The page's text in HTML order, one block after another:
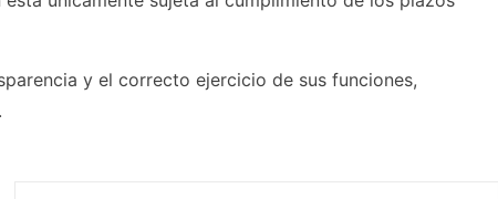
y el correcto ejercicio de sus funciones,